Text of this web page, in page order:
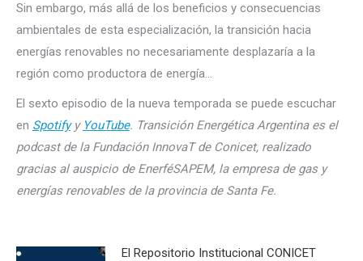
Sin embargo, más allá de los beneficios y consecuencias
ambientales de esta especialización, la transición hacia
energías renovables no necesariamente desplazaría a la
región como productora de energía…
El sexto episodio de la nueva temporada se puede escuchar
en Spotifyy YouTube. Transición Energética Argentina es el
podcast de la Fundación InnovaT de Conicet, realizado
gracias al auspicio de EnerféSAPEM, la empresa de gas y
energías renovables de la provincia de Santa Fe.
El Repositorio Institucional CONICET